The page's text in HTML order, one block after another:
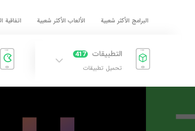
البرامج الأكثر شعبية الألعاب الأكثر شعبية اتفاقية
التطبيقات 417
تحميل تطبيقات